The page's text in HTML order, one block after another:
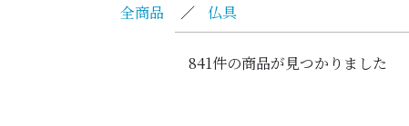
全商品 ／ 仏具
841件の商品が見つかりました